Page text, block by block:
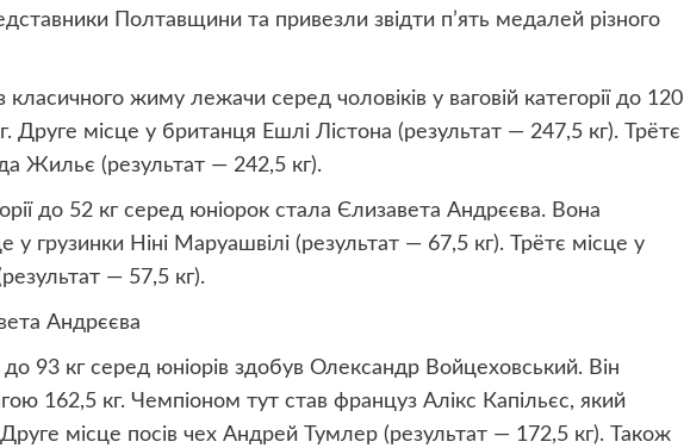
Полтавщини та привезли звідти п’ять медалей різного
класичного жиму лежачи серед чоловіків у ваговій категорії до 120
Друге місце у британця Ешлі Лістона (результат — 247,5 кг). Трётє
Жильє (результат — 242,5 кг).
до 52 кг серед юніорок стала Єлизавета Андрєєва. Вона
у грузинки Ніні Маруашвілі (результат — 67,5 кг). Трётє місце у
— 57,5 кг).
Андрєєва
до 93 кг серед юніорів здобув Олександр Войцеховський. Він
162,5 кг. Чемпіоном тут став француз Алікс Капільєс, який
Друге місце посів чех Андрей Тумлер (результат — 172,5 кг). Також